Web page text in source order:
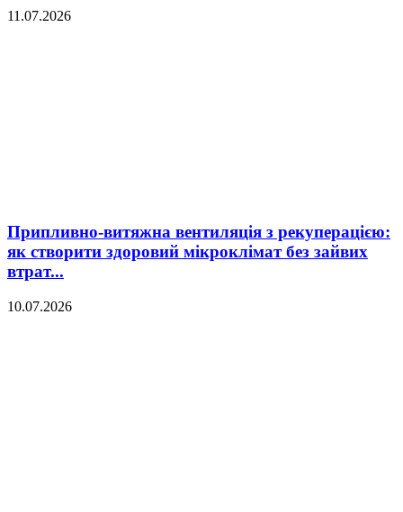
11.07.2026
Припливно-витяжна вентиляція з рекуперацією:
як створити здоровий мікроклімат без зайвих
втрат...
10.07.2026